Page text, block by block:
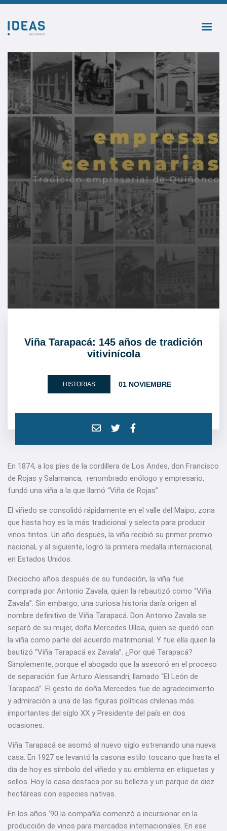
Viña Tarapacá: 145 años de tradición
vitivinícola
HISTORIAS 01 NOVIEMBRE
En 1874, a los pies de la cordillera de Los Andes, don Francisco
de Rojas y Salamanca, renombrado enólogo y empresario,
fundó una viña a la que llamó “Viña de Rojas”.
El viñedo se consolidó rápidamente en el valle del Maipo, zona
que hasta hoy es la más tradicional y selecta para producir
vinos tintos. Un año después, la viña recibió su primer premio
nacional, y al siguiente, logró la primera medalla internacional,
en Estados Unidos.
Dieciocho años después de su fundación, la viña fue
comprada por Antonio Zavala, quien la rebautizó como “Viña
Zavala”. Sin embargo, una curiosa historia daría origen al
nombre definitivo de Viña Tarapacá. Don Antonio Zavala se
separó de su mujer, doña Mercedes Ulloa, quien se quedó con
la viña como parte del acuerdo matrimonial. Y fue ella quien la
bautizó “Viña Tarapacá ex Zavala”. ¿Por qué Tarapacá?
Simplemente, porque el abogado que la asesoró en el proceso
de separación fue Arturo Alessandri, llamado “El León de
Tarapacá”. El gesto de doña Mercedes fue de agradecimiento
y admiración a una de las figuras políticas chilenas más
importantes del siglo XX y Presidente del país en dos
ocasiones.
Viña Tarapacá se asomó al nuevo siglo estrenando una nueva
casa. En 1927 se levantó la casona estilo toscano que hasta el
día de hoy es símbolo del viñedo y su emblema en etiquetas y
sellos. Hoy la casa destaca por su belleza y un parque de diez
hectáreas con especies nativas.
En los años ‘90 la compañía comenzó a incursionar en la
producción de vinos para mercados internacionales. En ese